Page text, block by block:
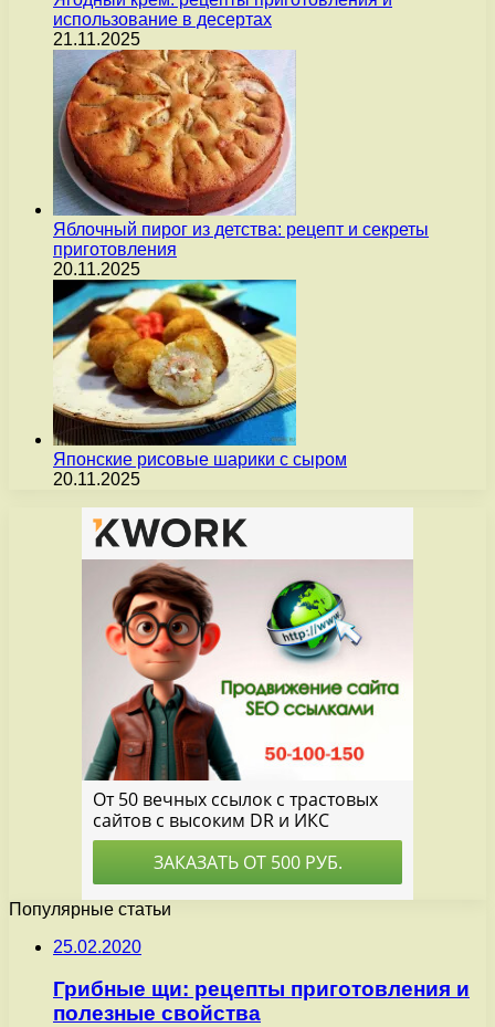
использование в десертах
21.11.2025
Яблочный пирог из детства: рецепт и секреты
приготовления
20.11.2025
Японские рисовые шарики с сыром
20.11.2025
Популярные статьи
25.02.2020
Грибные щи: рецепты приготовления и
полезные свойства